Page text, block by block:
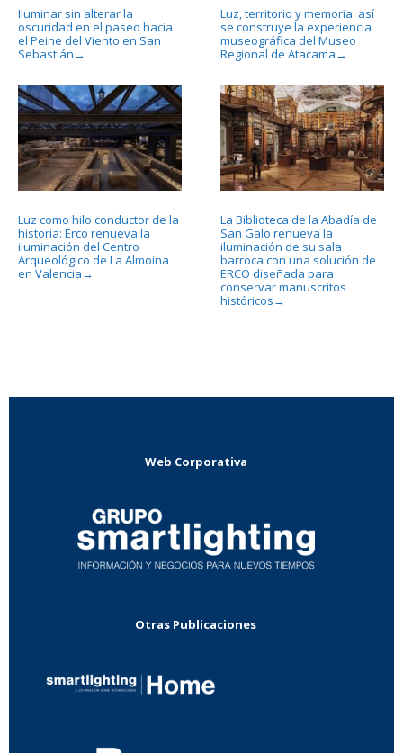
Iluminar sin alterar la
oscuridad en el paseo hacia
el Peine del Viento en San
Sebastián →
Luz, territorio y memoria: así
se construye la experiencia
museográfica del Museo
Regional de Atacama →
Luz como hilo conductor de la
historia: Erco renueva la
iluminación del Centro
Arqueológico de La Almoina
en Valencia →
La Biblioteca de la Abadía de
San Galo renueva la
iluminación de su sala
barroca con una solución de
ERCO diseñada para
conservar manuscritos
históricos →
Web Corporativa
Otras Publicaciones